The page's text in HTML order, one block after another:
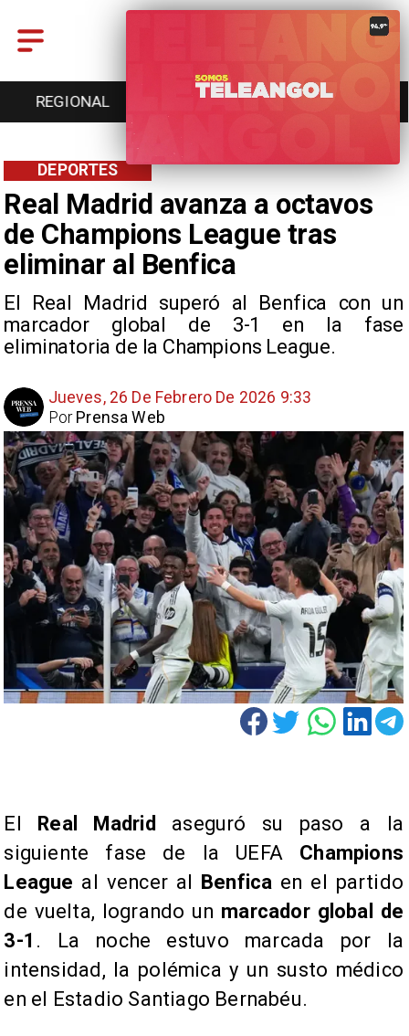
ENTRETENCIÓN DEPORTES CULTURA
Real Madrid avanza a octavos
de Champions League tras
eliminar al Benfica
El Real Madrid superó al Benfica con un
marcador global de 3-1 en la fase
eliminatoria de la Champions League.
DEPORTES
Jueves, 26 De Febrero De 2026 9:33
Prensa Web
Por
El Real Madrid
aseguró su paso a la
siguiente fase de la UEFA Champions
League al vencer al Benfica en el partido
de vuelta, logrando un marcador global de
3-1 . La noche estuvo marcada por la
intensidad, la polémica y un susto médico
en el Estadio Santiago Bernabéu.